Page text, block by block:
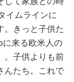
イムラインに
。きっと子供た
に来る欧米人の
。子供よりも前
んたち。これで